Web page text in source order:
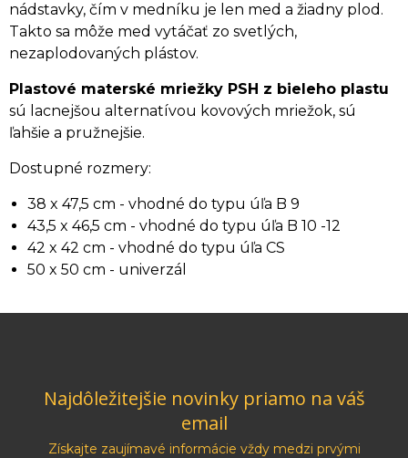
nádstavky, čím v medníku je len med a žiadny plod.
Takto sa môže med vytáčať zo svetlých,
nezaplodovaných plástov.
Plastové materské mriežky PSH z bieleho plastu
sú lacnejšou alternatívou kovových mriežok, sú
ľahšie a pružnejšie.
Dostupné rozmery:
38 x 47,5 cm - vhodné do typu úľa B 9
43,5 x 46,5 cm - vhodné do typu úľa B 10 -12
42 x 42 cm - vhodné do typu úľa CS
50 x 50 cm - univerzál
Najdôležitejšie novinky priamo na váš
email
Získajte zaujímavé informácie vždy medzi prvými